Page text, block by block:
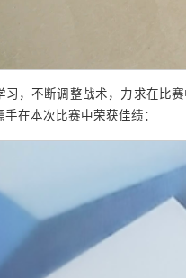
，不断调整战术，力求在比
在本次比赛中荣获佳绩：